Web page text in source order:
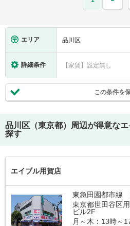
エリア 品川区
詳細条件 【家賃】設定無し
この条件を
品川区（東京都）
周辺が得意な
探す
エイブル用賀店
東急田園都市線
東京都世田谷区
ビル2F
月～木：13時～